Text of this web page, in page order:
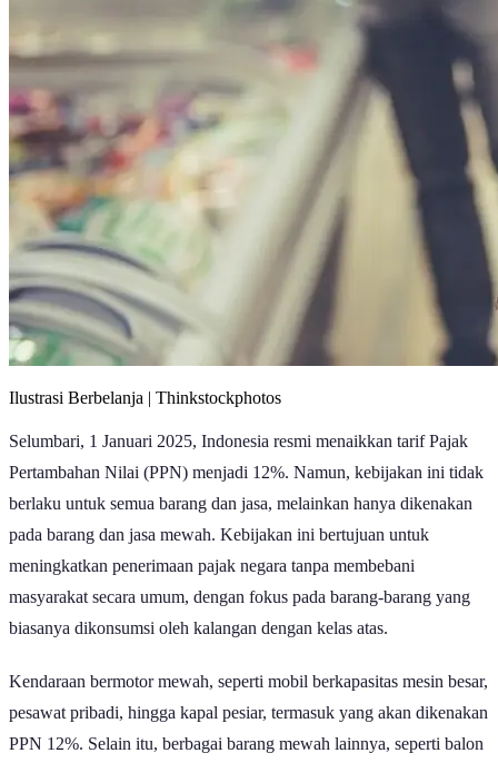
Ilustrasi Berbelanja | Thinkstockphotos
Selumbari, 1 Januari 2025, Indonesia resmi menaikkan tarif Pajak
Pertambahan Nilai (PPN) menjadi 12%. Namun, kebijakan ini tidak
berlaku untuk semua barang dan jasa, melainkan hanya dikenakan
pada barang dan jasa mewah. Kebijakan ini bertujuan untuk
meningkatkan penerimaan pajak negara tanpa membebani
masyarakat secara umum, dengan fokus pada barang-barang yang
biasanya dikonsumsi oleh kalangan dengan kelas atas.
Kendaraan bermotor mewah, seperti mobil berkapasitas mesin besar,
pesawat pribadi, hingga kapal pesiar, termasuk yang akan dikenakan
PPN 12%. Selain itu, berbagai barang mewah lainnya, seperti balon